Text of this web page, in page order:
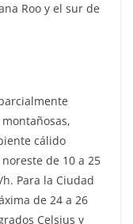
Roo y el sur de
cálido
de 10 a 25
Para la Ciudad
de 24 a 26
Celsius y